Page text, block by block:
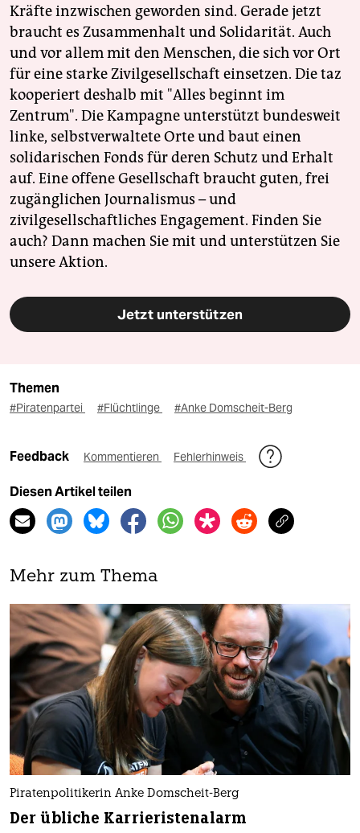
Kräfte inzwischen geworden sind. Gerade jetzt
braucht es Zusammenhalt und Solidarität. Auch
und vor allem mit den Menschen, die sich vor Ort
für eine starke Zivilgesellschaft einsetzen. Die taz
kooperiert deshalb mit "Alles beginnt im
Zentrum". Die Kampagne unterstützt bundesweit
linke, selbstverwaltete Orte und baut einen
solidarischen Fonds für deren Schutz und Erhalt
auf. Eine offene Gesellschaft braucht guten, frei
zugänglichen Journalismus – und
zivilgesellschaftliches Engagement. Finden Sie
auch? Dann machen Sie mit und unterstützen Sie
unsere Aktion.
Jetzt unterstützen
Themen
#Piratenpartei #Flüchtlinge #Anke Domscheit-Berg
Feedback Kommentieren Fehlerhinweis
Diesen Artikel teilen
Mehr zum Thema
Piratenpolitikerin Anke Domscheit-Berg
Der übliche Karrieristenalarm